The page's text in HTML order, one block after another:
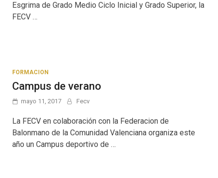
Esgrima de Grado Medio Ciclo Inicial y Grado Superior, la
FECV …
FORMACION
Campus de verano
mayo 11, 2017 Fecv
La FECV en colaboración con la Federacion de
Balonmano de la Comunidad Valenciana organiza este
año un Campus deportivo de …